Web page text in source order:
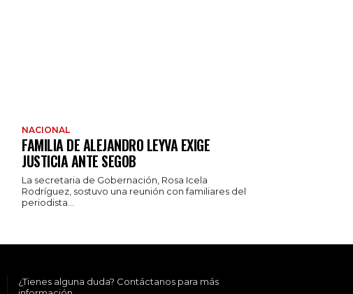
NACIONAL
FAMILIA DE ALEJANDRO LEYVA EXIGE
JUSTICIA ANTE SEGOB
La secretaria de Gobernación, Rosa Icela
Rodríguez, sostuvo una reunión con familiares del
periodista...
¿Tienes alguna duda? Contáctanos para más